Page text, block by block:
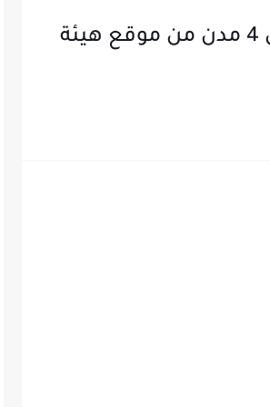
خطوة بخطوة.. كيفية حجز أراضي الإسكان في 4 مدن من موقع هيئة